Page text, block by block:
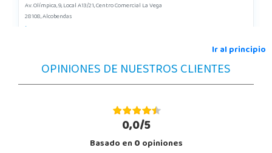
Av. Olímpica, 9, Local A13/21, Centro Comercial La Vega
28108, Alcobendas
Juguetilandia Alicante Corfú
Alicante
Av. Doctor Jimenez Diaz, Local 2-B. Centro Comercial Isla de Corfú
Ir al principio
OPINIONES DE NUESTROS CLIENTES
0,0/5
Basado en0opiniones